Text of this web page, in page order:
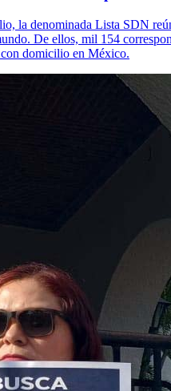
la denominada Lista SDN
De ellos, mil 154
con domicilio en México.